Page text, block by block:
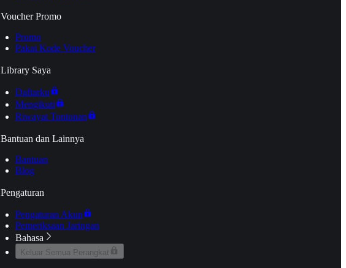
Voucher Promo
Promo
Pakai Kode Voucher
Library Saya
Daftarku
Mengikuti
Riwayat Tontonan
Bantuan dan Lainnya
Bantuan
Blog
Pengaturan
Pengaturan Akun
Pemeriksaan Jaringan
Bahasa
Keluar Semua Perangkat